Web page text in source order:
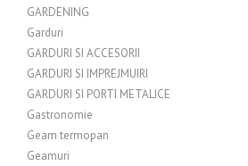
GARDENING
Garduri
GARDURI SI ACCESORII
GARDURI SI IMPREJMUIRI
GARDURI SI PORTI METALICE
Gastronomie
Geam termopan
Geamuri